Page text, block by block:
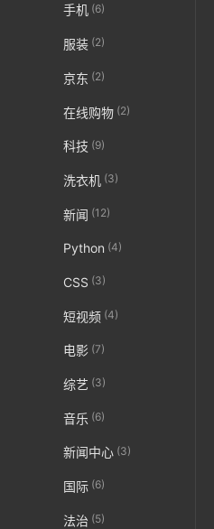
手机 (6)
服装(2)
京东 (2)
在线购物(2)
科技 (9)
洗衣机 (3)
新闻 (12)
Python (4)
CSS (3)
短视频(4)
电影 (7)
综艺 (3)
音乐 (6)
新闻中心 (3)
国际(6)
法治 (5)